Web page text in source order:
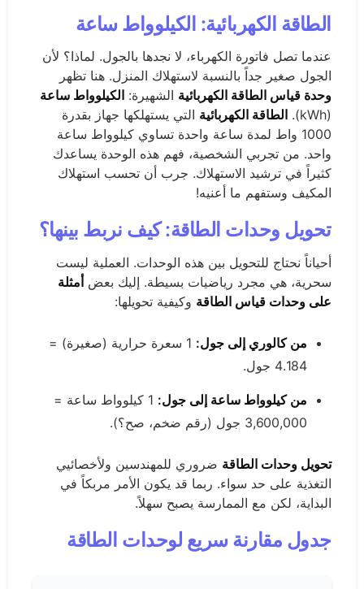
الطاقة الكهربائية: الكيلوواط ساعة
عندما تصل فاتورة الكهرباء، لا نجدها بالجول. لماذا؟ لأن
الجول صغير جداً بالنسبة لاستهلاك المنزل. هنا تظهر
وحدة قياس الطاقة الكهربائية الشهيرة: الكيلوواط ساعة
(kWh).
الطاقة الكهربائية التي يستهلكها جهاز بقدرة
1000 واط لمدة ساعة واحدة تساوي كيلوواط ساعة
واحد. من تجربي الشخصية، فهم هذه الوحدة يساعدك
كثيراً في ترشيد الاستهلاك. جرب أن تحسب استهلاك
المكيف وستفهم ما أعنيه!
تحويل وحدات الطاقة: كيف نربط بينها؟
أحياناً نحتاج للتحويل بين هذه الوحدات. العملية ليست
سحرية، هي مجرد رياضيات بسيطة. إليك بعضأمثلة
على وحدات قياس الطاقة وكيفية تحويلها:
من كالوري إلى جول:
1 سعرة حرارية (صغيرة) =
4.184 جول.
من كيلوواط ساعة إلى جول:
1 كيلوواط ساعة =
3,600,000 جول (رقم ضخم، صح؟).
تحويل وحدات الطاقة ضروري للمهندسين ولأخصائيي
التغذية على حد سواء. ربما قد يكون الأمر مربكاً في
البداية، لكن مع الممارسة يصبح سهلاً.
جدول مقارنة سريع لوحدات الطاقة